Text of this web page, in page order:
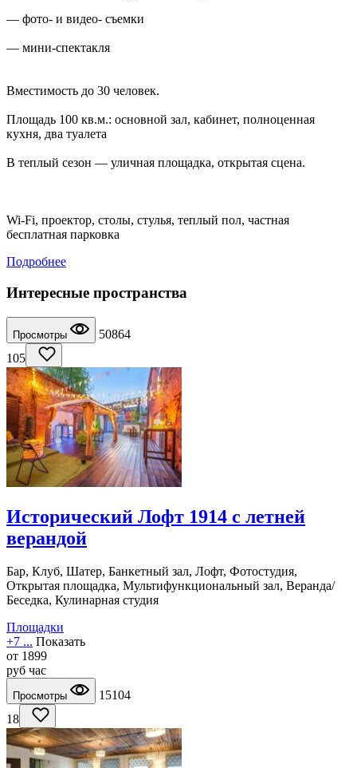
— фото- и видео- съемки
— мини-спектакля
Вместимость до 30 человек.
Площадь 100 кв.м.: основной зал, кабинет, полноценная
кухня, два туалета
В теплый сезон — уличная площадка, открытая сцена.
Wi-Fi, проектор, столы, стулья, теплый пол, частная
бесплатная парковка
Подробнее
Интересные пространства
Просмотры
50864
105
Исторический Лофт 1914 с летней
верандой
Бар, Клуб, Шатер, Банкетный зал, Лофт, Фотостудия,
Открытая площадка, Мультифункциональный зал, Веранда/
Беседка, Кулинарная студия
Площадки
+7 ... Показать
от 1899
руб час
Просмотры
15104
18